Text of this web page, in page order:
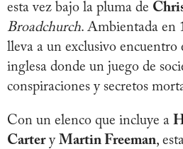
esta vez bajo la pluma de
Broadchurch. Ambientada en
lleva a un exclusivo encuentro
inglesa donde un juego de
conspiraciones y secretos
Con un elenco que incluye a
Cartery Martin Freeman,